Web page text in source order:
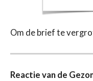
Om de brief te
Reactie van de